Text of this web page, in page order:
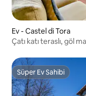
Ev - Castel di Tora
Çatı katı teraslı, göl
Süper Ev Sahibi
Süper Ev Sahibi